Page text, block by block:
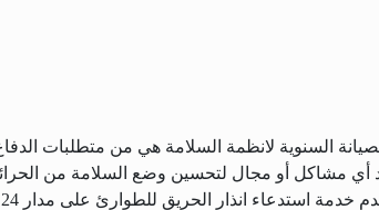
السنوية لانظمة السلامة هي من متطلبات